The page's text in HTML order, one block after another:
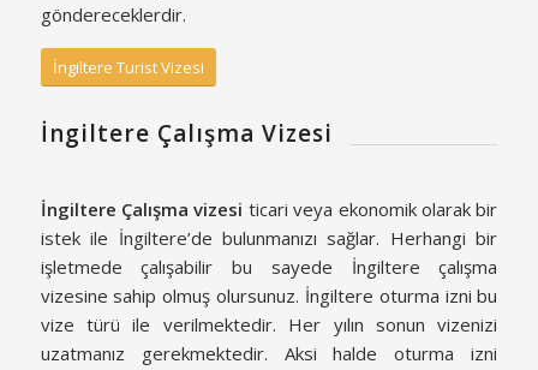
göndereceklerdir.
İngiltere Turist Vizesi
İngiltere Çalışma Vizesi
İngiltere Çalışma vizesi ticari veya ekonomik olarak bir
istek ile İngiltere’de bulunmanızı sağlar. Herhangi bir
işletmede çalışabilir bu sayede İngiltere çalışma
vizesine sahip olmuş olursunuz. İngiltere oturma izni bu
vize türü ile verilmektedir. Her yılın sonun vizenizi
uzatmanız gerekmektedir. Aksi halde oturma izni